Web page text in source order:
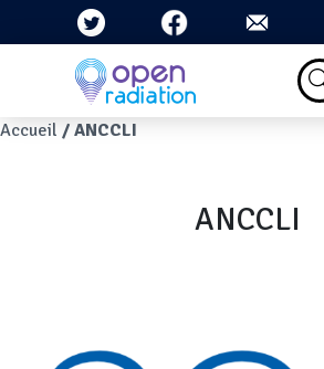
Aller au contenu principal
Fil d'Ariane
Accueil ANCCLI
ANCCLI